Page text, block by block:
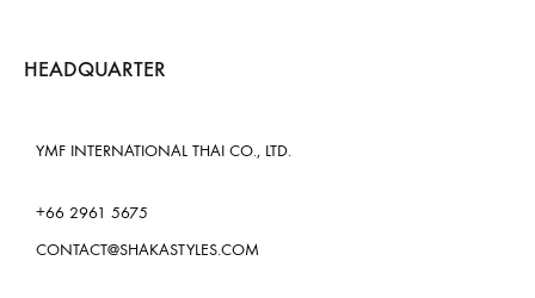
HEADQUARTER
YMF INTERNATIONAL THAI CO., LTD.
+66 2961 5675
CONTACT@SHAKASTYLES.COM